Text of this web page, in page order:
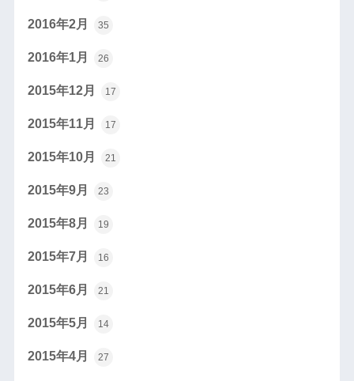
2016年2月 35
2016年1月 26
2015年12月 17
2015年11月 17
2015年10月 21
2015年9月 23
2015年8月 19
2015年7月 16
2015年6月 21
2015年5月 14
2015年4月 27